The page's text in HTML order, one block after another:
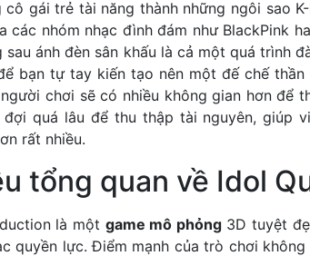
cô gái trẻ tài năng thành những ngôi sao
các nhóm nhạc đình đám như BlackPink
sau ánh đèn sân khấu là cả một quá trình
bạn tự tay kiến tạo nên một đế chế
chơi sẽ có nhiều không gian hơn để
đợi quá lâu để thu thập tài nguyên, giúp
rất nhiều.
tổng quan về Idol
là một game mô phỏng3D tuyệt
quyền lực. Điểm mạnh của trò chơi